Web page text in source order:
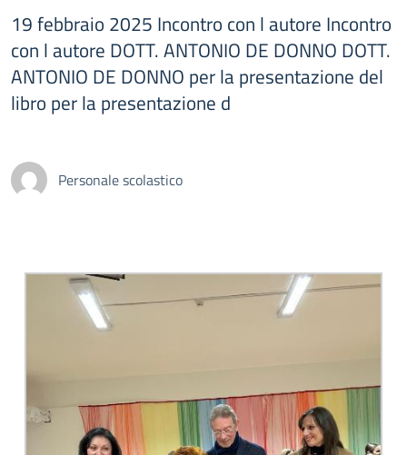
19 febbraio 2025 Incontro con l autore Incontro
con l autore DOTT. ANTONIO DE DONNO DOTT.
ANTONIO DE DONNO per la presentazione del
libro per la presentazione d
Personale scolastico